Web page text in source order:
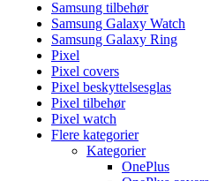
Samsung tilbehør
Samsung Galaxy Watch
Samsung Galaxy Ring
Pixel
Pixel covers
Pixel beskyttelsesglas
Pixel tilbehør
Pixel watch
Flere kategorier
Kategorier
OnePlus